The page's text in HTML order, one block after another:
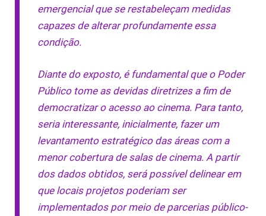
emergencial que se restabeleçam medidas
capazes de alterar profundamente essa
condição.
Diante do exposto, é fundamental que o Poder
Público tome as devidas diretrizes a fim de
democratizar o acesso ao cinema. Para tanto,
seria interessante, inicialmente, fazer um
levantamento estratégico das áreas com a
menor cobertura de salas de cinema. A partir
dos dados obtidos, será possível delinear em
que locais projetos poderiam ser
implementados por meio de parcerias público-